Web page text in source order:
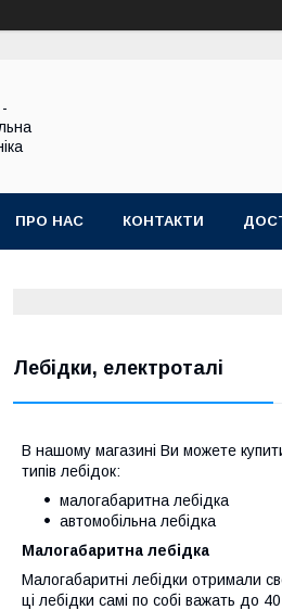
ПРО НАС КОНТАКТИ
Лебідки, електроталі
В нашому магазині Ви можете
типів лебідок:
малогабаритна лебідка
автомобільна лебідка
Малогабаритна лебідка
Малогабаритні лебідки отримали
ці лебідки самі по собі важать до